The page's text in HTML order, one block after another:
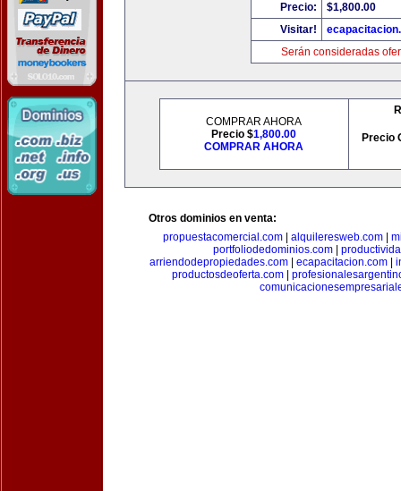
Precio:
$1,800.00
Visitar!
Serán consideradas
COMPRAR AHORA
Precio $1,800.00
COMPRAR AHORA
Precio
Otros dominios en venta:
propuestacomercial.com
alquileresweb.com
portfoliodedominios.com
arriendodepropiedades.com| ecapacitacion.com|
productosdeoferta.com|